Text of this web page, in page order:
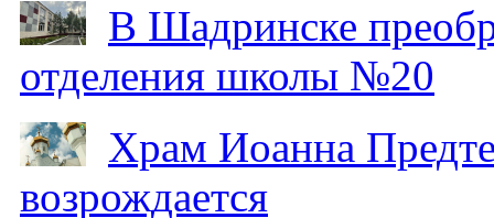
В Шадринске
отделения школы №20
Храм Иоанна
возрождается